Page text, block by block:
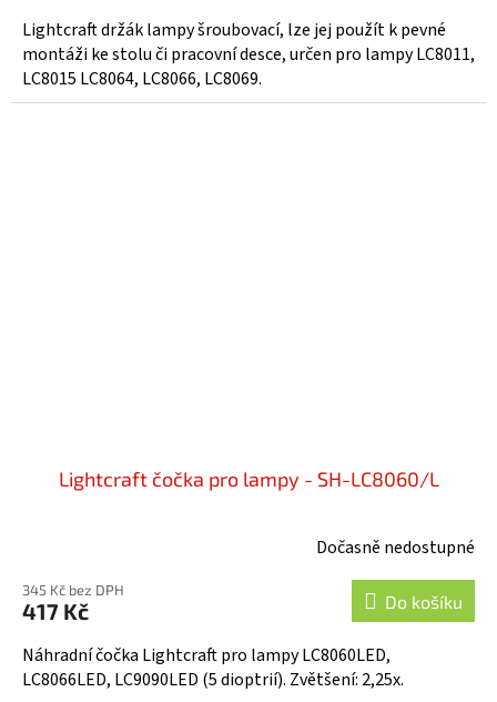
Lightcraft držák lampy šroubovací, lze jej použít k pevné
montáži ke stolu či pracovní desce, určen pro lampy LC8011,
LC8015 LC8064, LC8066, LC8069.
Lightcraft čočka pro lampy - SH-LC8060/L
Dočasně nedostupné
345 Kč bez DPH
417 Kč Do košíku
Náhradní čočka Lightcraft pro lampy LC8060LED,
LC8066LED, LC9090LED (5 dioptrií). Zvětšení: 2,25x.